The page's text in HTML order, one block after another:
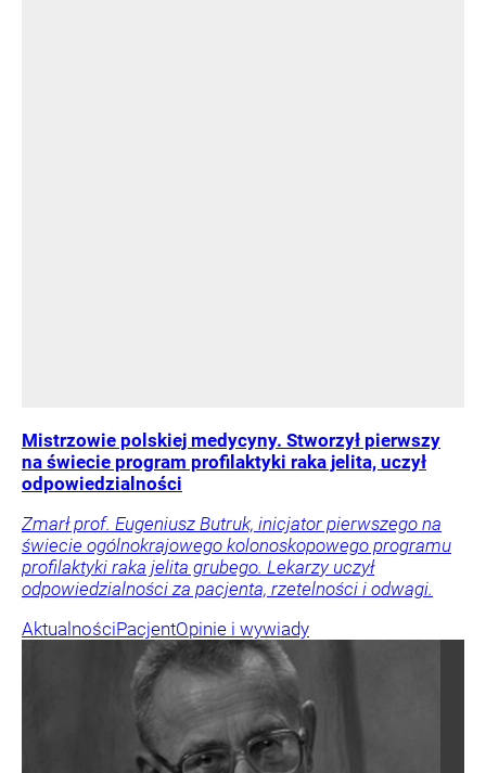
Mistrzowie polskiej medycyny. Stworzył pierwszy
na świecie program profilaktyki raka jelita, uczył
odpowiedzialności
Zmarł prof. Eugeniusz Butruk, inicjator pierwszego na
świecie ogólnokrajowego kolonoskopowego programu
profilaktyki raka jelita grubego. Lekarzy uczył
odpowiedzialności za pacjenta, rzetelności i odwagi.
AktualnościPacjentOpinie i wywiady